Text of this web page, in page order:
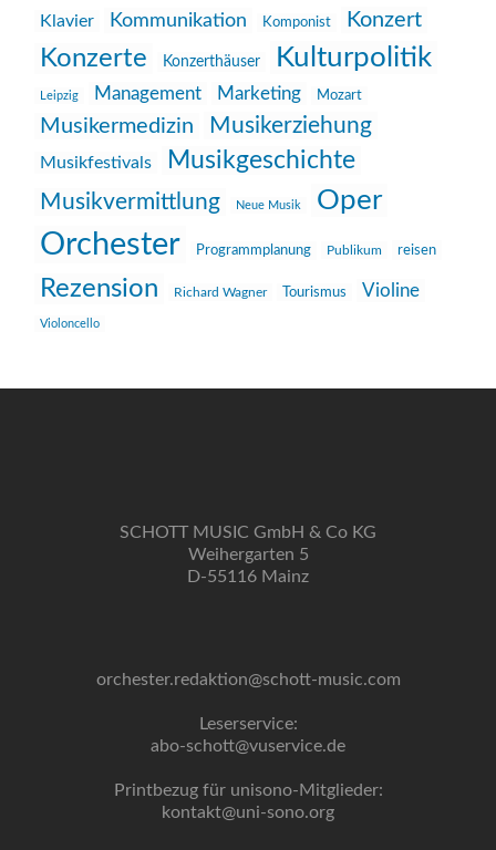
Klavier
Kommunikation Komponist Konzert
Konzerte Konzerthäuser Kulturpolitik
Leipzig Management Marketing Mozart
Musikermedizin Musikerziehung
Musikfestivals Musikgeschichte
Musikvermittlung Neue Musik Oper
Orchester Programmplanung Publikum reisen
Rezension Richard Wagner Tourismus Violine
Violoncello
SCHOTT MUSIC GmbH & Co KG
Weihergarten 5
D-55116 Mainz
orchester.redaktion@schott-music.com
Leserservice:
abo-schott@vuservice.de
Printbezug für unisono-Mitglieder:
kontakt@uni-sono.org